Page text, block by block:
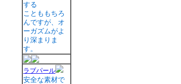
する
ことももちろ
んですが、オ
ーガズムがよ
り深まりま
す。
ラブパール
安全な素材で